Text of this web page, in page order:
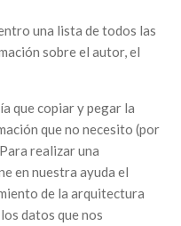
una lista de todos las
sobre el autor, el
que copiar y pegar la
que no necesito (por
realizar una
en nuestra ayuda el
de la arquitectura
datos que nos